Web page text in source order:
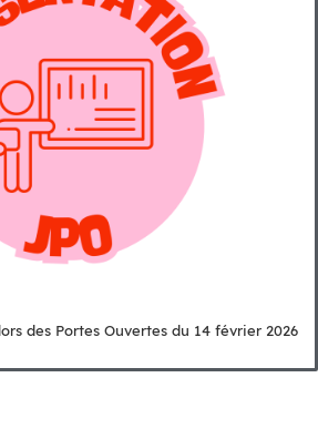
des Portes Ouvertes du 14 février 2026